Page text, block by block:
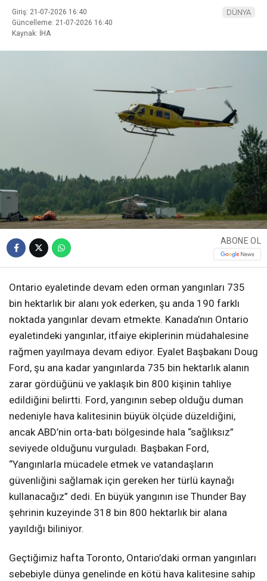
Giriş: 21-07-2026 16:40
Güncelleme: 21-07-2026 16:40
Kaynak: İHA
DÜNYA
ABONE OL
Ontario eyaletinde devam eden orman yangınları 735
bin hektarlık bir alanı yok ederken, şu anda 190 farklı
noktada yangınlar devam etmekte. Kanada’nın Ontario
eyaletindeki yangınlar, itfaiye ekiplerinin müdahalesine
rağmen yayılmaya devam ediyor. Eyalet Başbakanı Doug
Ford, şu ana kadar yangınlarda 735 bin hektarlık alanın
zarar gördüğünü ve yaklaşık bin 800 kişinin tahliye
edildiğini belirtti. Ford, yangının sebep olduğu duman
nedeniyle hava kalitesinin büyük ölçüde düzeldiğini,
ancak ABD’nin orta-batı bölgesinde hala “sağlıksız”
seviyede olduğunu vurguladı. Başbakan Ford,
“Yangınlarla mücadele etmek ve vatandaşların
güvenliğini sağlamak için gereken her türlü kaynağı
kullanacağız” dedi. En büyük yangının ise Thunder Bay
şehrinin kuzeyinde 318 bin 800 hektarlık bir alana
yayıldığı biliniyor.
Geçtiğimiz hafta Toronto, Ontario’daki orman yangınları
sebebiyle dünya genelinde en kötü hava kalitesine sahip